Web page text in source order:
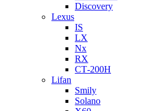
Discovery
Lexus
IS
LX
Nx
RX
СТ-200H
Lifan
Smily
Solano